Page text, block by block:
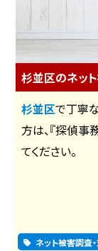
杉並区のネッ
杉並区で丁寧
方は、『探偵事
てください。
ネット被害調査